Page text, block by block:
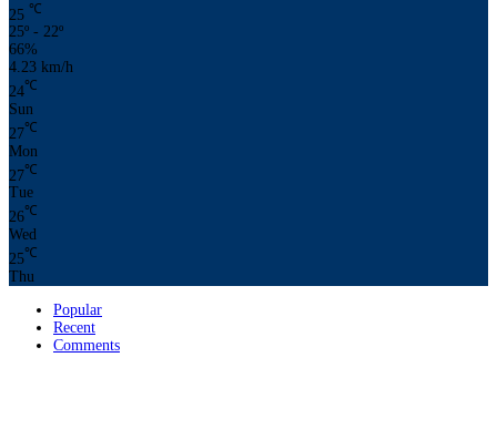
25 ℃
25º - 22º
66%
4.23 km/h
24℃
Sun
27℃
Mon
27℃
Tue
26℃
Wed
25℃
Thu
Popular
Recent
Comments